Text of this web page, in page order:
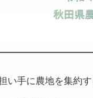
い手に農地を集約